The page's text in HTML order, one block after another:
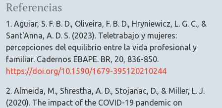
Referencias
1. Aguiar, S. F. B. D., Oliveira, F. B. D., Hryniewicz, L. G. C., &
Sant'Anna, A. D. S. (2023). Teletrabajo y mujeres:
percepciones del equilibrio entre la vida profesional y
familiar. Cadernos EBAPE. BR, 20, 836-850.
https://doi.org/10.1590/1679-395120210244
2. Almeida, M., Shrestha, A. D., Stojanac, D., & Miller, L. J.
(2020). The impact of the COVID-19 pandemic on